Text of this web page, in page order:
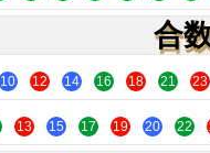
合
10 12 14 16 18 21 23
13 15 17 19 20 22